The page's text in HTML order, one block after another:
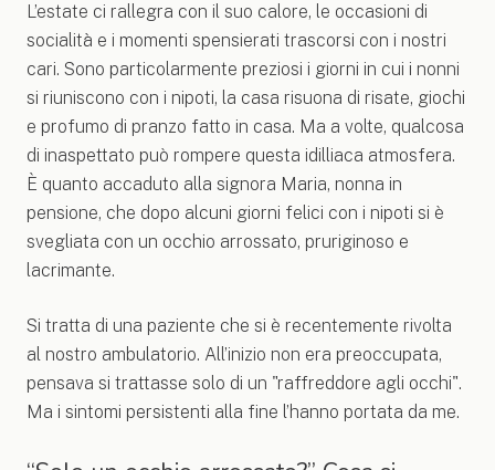
L’estate ci rallegra con il suo calore, le occasioni di
socialità e i momenti spensierati trascorsi con i nostri
cari. Sono particolarmente preziosi i giorni in cui i nonni
si riuniscono con i nipoti, la casa risuona di risate, giochi
e profumo di pranzo fatto in casa. Ma a volte, qualcosa
di inaspettato può rompere questa idilliaca atmosfera.
È quanto accaduto alla signora Maria, nonna in
pensione, che dopo alcuni giorni felici con i nipoti si è
svegliata con un occhio arrossato, pruriginoso e
lacrimante.
Si tratta di una paziente che si è recentemente rivolta
al nostro ambulatorio. All’inizio non era preoccupata,
pensava si trattasse solo di un "raffreddore agli occhi".
Ma i sintomi persistenti alla fine l’hanno portata da me.